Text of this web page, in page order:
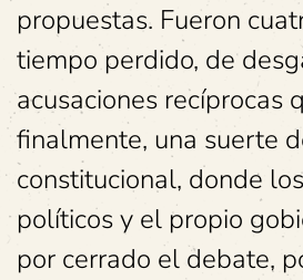
propuestas. Fueron
tiempo perdido, de
acusaciones recíprocas
finalmente, una suerte
constitucional, donde
políticos y el propio
por cerrado el debate,